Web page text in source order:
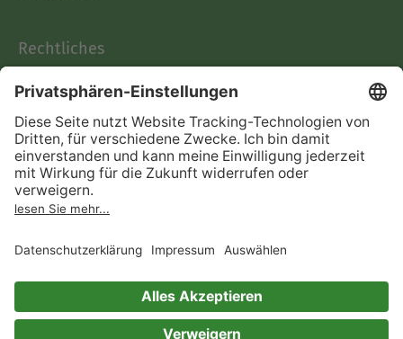
Rechtliches
AGB
Informationen nach Data
Act
Verträge hier kündigen
Impressum
Immer ein gutes Buch